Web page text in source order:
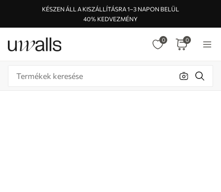
KÉSZEN ÁLL A KISZÁLLÍTÁSRA 1–3 NAPON BELÜL
40% KEDVEZMÉNY
0 0